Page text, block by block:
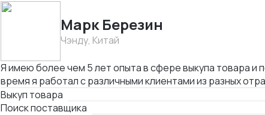
соответствия продукции требованиям заказчиков.
деловой коммуникации и понимание производственных
Ключевые компетенции: Преподавание китайского
фонетикой и устной речью. Межкультурная
переговоров. Аудит заводов, инспекция товаров,
отправкой. Перевод (устный и письменный) в
сферах. Использование цифровых инструментов и
в обучении.
Марк Березин
Чэнду, Китай
Я имею более чем 5 лет опыта в сфере выкупа товара и
время я работал с различными клиентами из разных
торговлю, электронику, моду и другие. Я успешно
клиентов, помогал им получить выгодные условия и
Выкуп товара
Поиск поставщика